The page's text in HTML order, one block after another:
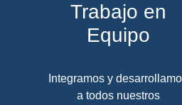
Trabajo en
Equipo
Integramos y
a todos nuestros